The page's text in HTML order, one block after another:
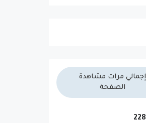
إجمالي مرات مشاهدة
الصفحة
228